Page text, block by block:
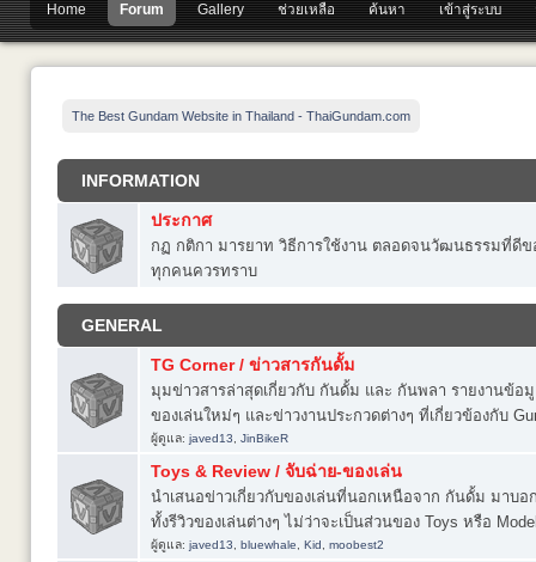
Home Forum Gallery ช่วยเหลือ ค้นหา เข้าสู่ระบบ
The Best Gundam Website in Thailand - ThaiGundam.com
INFORMATION
ประกาศ
กฏ กติกา มารยาท วิธีการใช้งาน ตลอดจนวัฒนธรรมที่ดี
ทุกคนควรทราบ
GENERAL
TG Corner / ข่าวสารกันดั้ม
มุมข่าวสารล่าสุดเกี่ยวกับ กันดั้ม และ กันพลา รายงานข้อ
ของเล่นใหม่ๆ และข่าวงานประกวดต่างๆ ที่เกี่ยวข้องกับ
ผู้ดูแล: javed13 JinBikeR
Toys & Review / จับฉ่าย-ของเล่น
นำเสนอข่าวเกี่ยวกับของเล่นที่นอกเหนือจาก กันดั้ม มาบอ
ทั้งรีวิวของเล่นต่างๆ ไม่ว่าจะเป็นส่วนของ Toys หรือ
ผู้ดูแล: javed13 bluewhale Kid moobest2